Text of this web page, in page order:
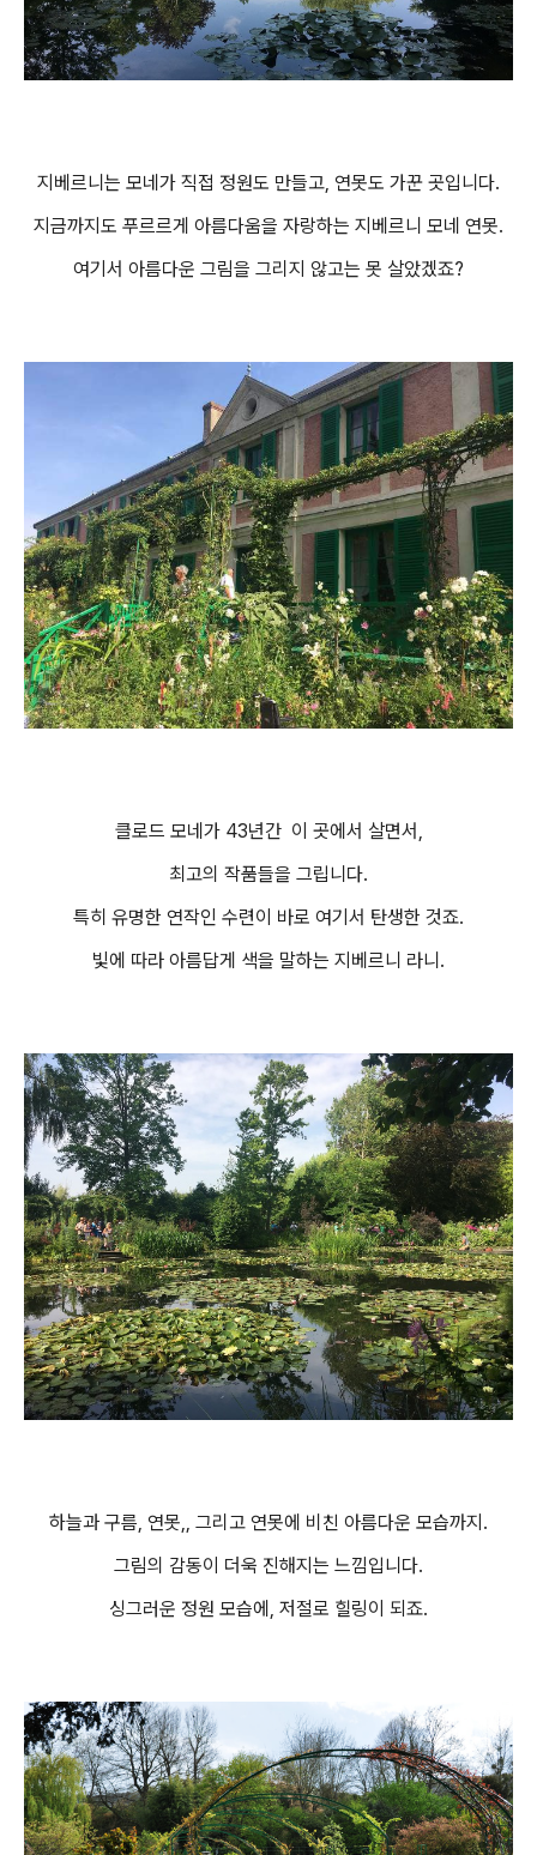
지베르니는 모네가 직접 정원도 만들고, 연못도 가꾼 곳입니다.
지금까지도 푸르르게 아름다움을 자랑하는 지베르니 모네 연못.
여기서 아름다운 그림을 그리지 않고는 못 살았겠죠?
클로드 모네가 43년간 이 곳에서 살면서,
최고의 작품들을 그립니다.
특히 유명한 연작인 수련이 바로 여기서 탄생한 것죠.
빛에 따라 아름답게 색을 말하는 지베르니 라니.
하늘과 구름, 연못,, 그리고 연못에 비친 아름다운 모습까지.
그림의 감동이 더욱 진해지는 느낌입니다.
싱그러운 정원 모습에, 저절로 힐링이 되죠.